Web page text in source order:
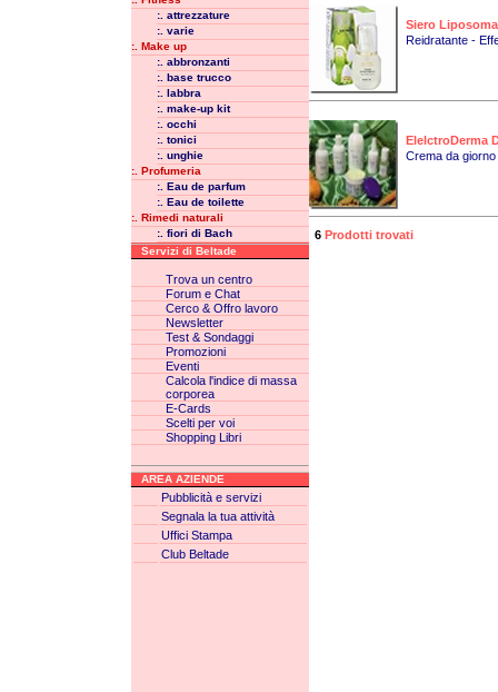
:. attrezzature
:. varie
:. Make up
:. abbronzanti
:. base trucco
:. labbra
:. make-up kit
:. occhi
:. tonici
:. unghie
:. Profumeria
:. Eau de parfum
:. Eau de toilette
:. Rimedi naturali
:. fiori di Bach
Servizi di Beltade
Trova un centro
Forum e Chat
Cerco & Offro lavoro
Newsletter
Test & Sondaggi
Promozioni
Eventi
Calcola l'indice di massa
corporea
E-Cards
Scelti per voi
Shopping Libri
AREA AZIENDE
Pubblicità e servizi
Segnala la tua attività
Uffici Stampa
Club Beltade
Siero
Reidratante -
ElelctroDerma
Crema da
6 Prodotti trovati